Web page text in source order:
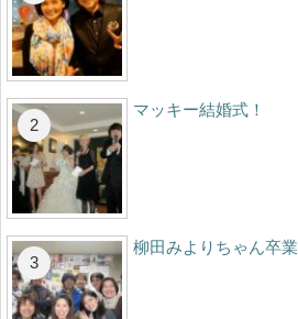
マッキー結婚式！
柳田みよりちゃん卒業